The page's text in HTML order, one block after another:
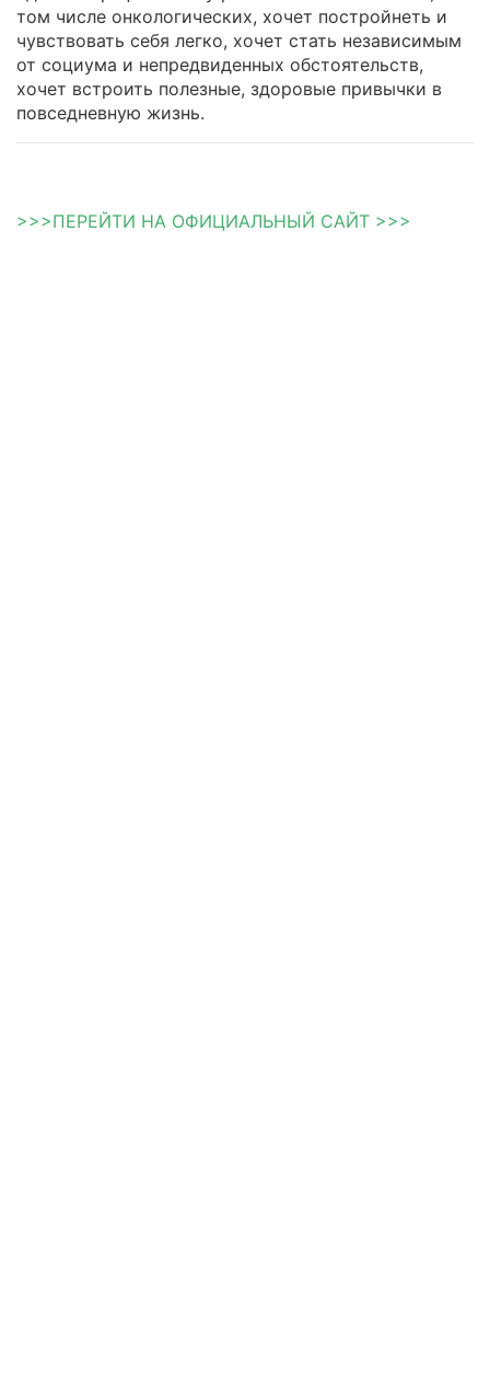
том числе онкологических, хочет постройнеть и
чувствовать себя легко, хочет стать независимым
от социума и непредвиденных обстоятельств,
хочет встроить полезные, здоровые привычки в
повседневную жизнь.
>>>ПЕРЕЙТИ НА ОФИЦИАЛЬНЫЙ САЙТ >>>